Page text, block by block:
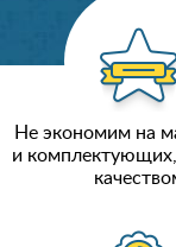
Не экономим на
и